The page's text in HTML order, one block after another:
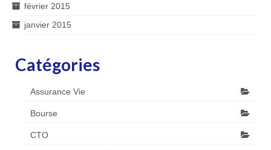
février 2015
janvier 2015
Catégories
Assurance Vie
Bourse
CTO